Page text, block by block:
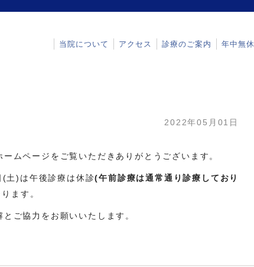
当院について アクセス 診療のご案内 年中無休
2022年05月01日
ムページをご覧いただきありがとうございます。
(土)は午後診療は休診(午前診療は通常通り診療しており
ます。
ご協力をお願いいたします。